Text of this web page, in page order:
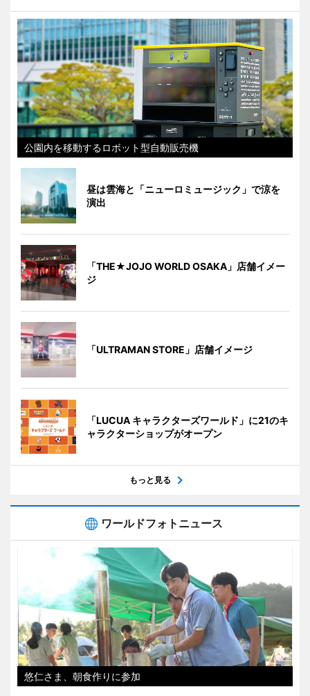
公園内を移動するロボット型自動販売機
昼は雲海と「ニューロミュージック」で涼を
演出
「THE★JOJO WORLD OSAKA」店舗イメー
ジ
「ULTRAMAN STORE」店舗イメージ
「LUCUA キャラクターズワールド」に21のキ
ャラクターショップがオープン
もっと見る
ワールドフォトニュース
悠仁さま、朝食作りに参加